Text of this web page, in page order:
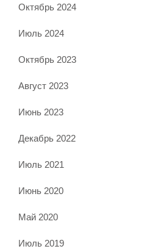
Октябрь 2024
Июль 2024
Октябрь 2023
Август 2023
Июнь 2023
Декабрь 2022
Июль 2021
Июнь 2020
Май 2020
Июль 2019